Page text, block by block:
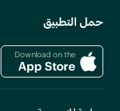
حمل التطبيق
Download on the
App Store